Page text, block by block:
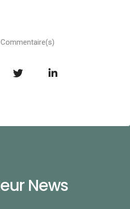
News